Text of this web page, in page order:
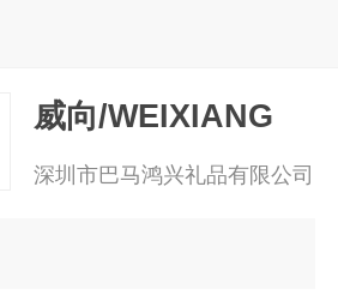
威向/WEIXIANG
深圳市巴马鸿兴礼品有限公司